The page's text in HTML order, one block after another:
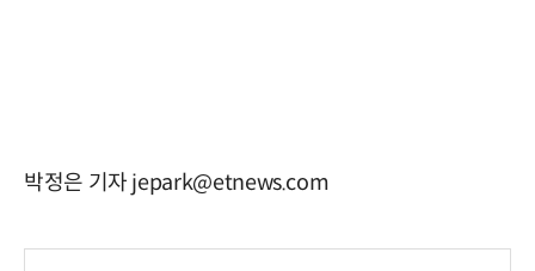
박정은 기자 jepark@etnews.com